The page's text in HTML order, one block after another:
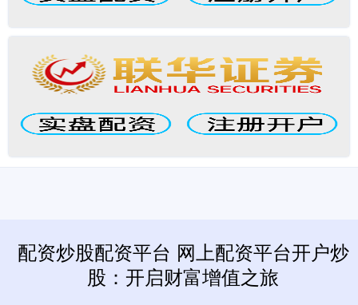
配资炒股配资平台 网上配资平台开户炒
股：开启财富增值之旅